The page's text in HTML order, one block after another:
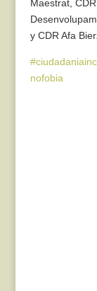
Maestrat,
y CDR Afa
nofobia